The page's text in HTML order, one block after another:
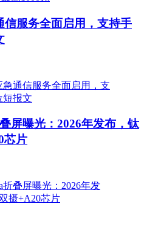
信服务全面启用，支持手
屏曝光：2026年发布，钛
芯片